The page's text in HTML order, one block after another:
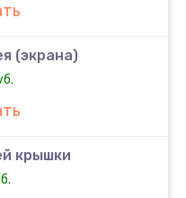
(экрана)
крышки